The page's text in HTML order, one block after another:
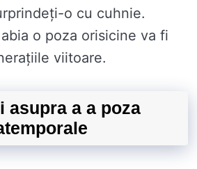
o cu cuhnie.
o poza orisicine va fi
viitoare.
asupra a a poza